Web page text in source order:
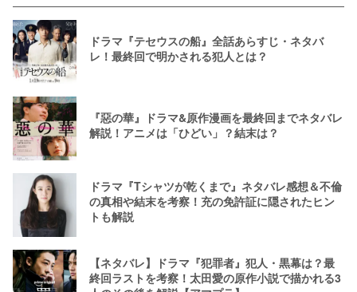
ドラマ『テセウスの船』全話あらすじ・ネタバ
レ！最終回で明かされる犯人とは？
『惡の華』ドラマ&原作漫画を最終回までネタバレ
解説！アニメは「ひどい」？結末は？
ドラマ『Tシャツが乾くまで』ネタバレ感想＆不倫
の真相や結末を考察！充の免許証に隠されたヒン
トも解説
【ネタバレ】ドラマ『犯罪者』犯人・黒幕は？最
終回ラストを考察！太田愛の原作小説で描かれる3